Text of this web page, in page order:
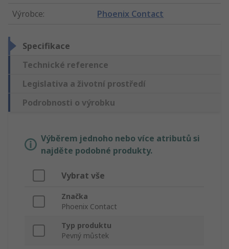
Výrobce: Phoenix Contact
Specifikace
Technické reference
Legislativa a životní prostředí
Podrobnosti o výrobku
Výběrem jednoho nebo více atributů si
najděte podobné produkty.
Vybrat vše
Značka
Phoenix Contact
Typ produktu
Pevný můstek